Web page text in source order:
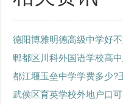
德阳博雅明德高级中学好
郫都区川科外国语学校高
都江堰玉垒中学学费多少?
武侯区育英学校外地户口